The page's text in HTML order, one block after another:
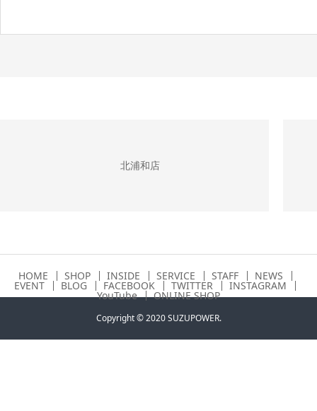
北浦和店
HOME SHOP INSIDE SERVICE STAFF NEWS
EVENT BLOG FACEBOOK TWITTER INSTAGRAM
YouTube ONLINE SHOP
Copyright © 2020 SUZUPOWER.